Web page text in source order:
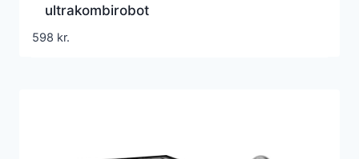
ultrakombirobot
598 kr.